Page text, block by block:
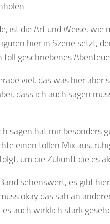
ist die Art und Weise,
hier in Szene setzt,
geschriebenes
viel, das was hier
dass ich auch sagen
sagen hat mir besonders
einen tollen Mix aus,
um die Zukunft die es
sehenswert, es gibt
okay das sah an
auch wirklich stark